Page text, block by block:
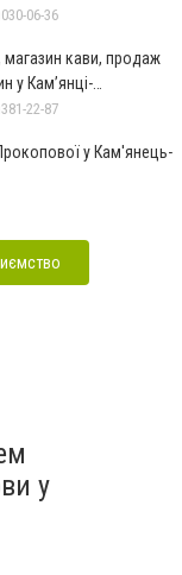
06-36
магазин кави, продаж
у Кам’янці-
22-87
у Кам'янець-
у